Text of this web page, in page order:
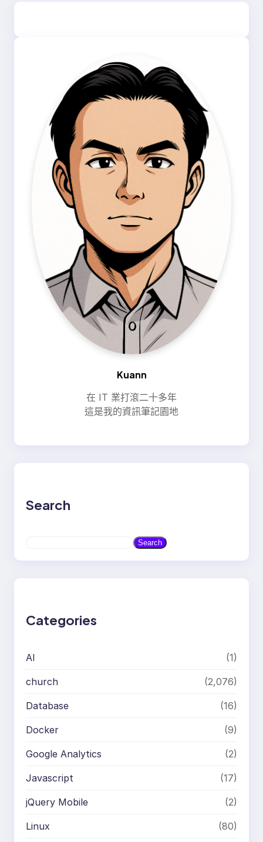
Kuann
在 IT 業打滾二十多年
這是我的資訊筆記園地
Search
Search
Categories
AI (1)
church (2,076)
Database (16)
Docker (9)
Google Analytics (2)
Javascript (17)
jQuery Mobile (2)
Linux (80)